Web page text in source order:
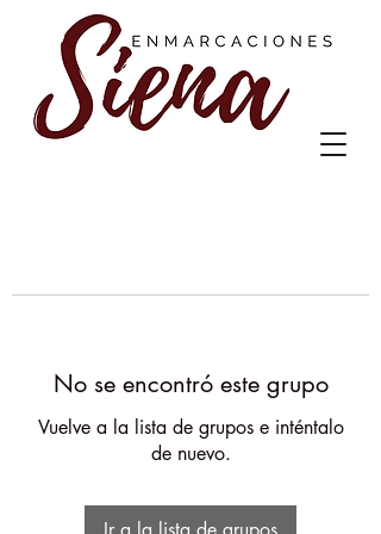
No se encontró este grupo
Vuelve a la lista de grupos e inténtalo
de nuevo.